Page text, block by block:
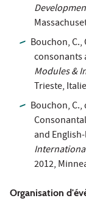
Bouchon, C.,
consonants
Modules &
Trieste,
Bouchon, C.,
and
2012,
Organisation